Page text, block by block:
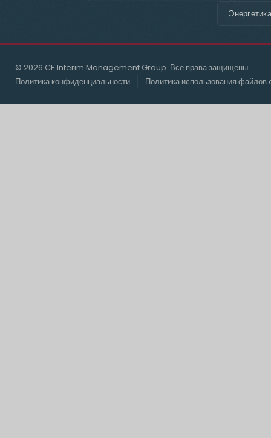
© 2026 CE Interim Management Group. Все права защищены.
Политика конфиденциальности
Политика использования